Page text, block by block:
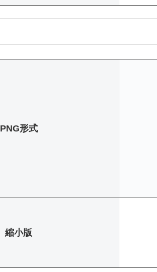
PNG形式
縮小版